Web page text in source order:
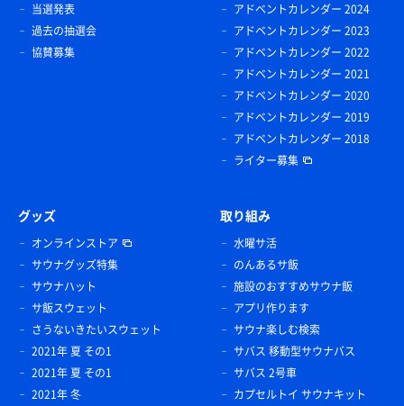
当選発表
過去の抽選会
協賛募集
アドベントカレンダー 2024
アドベントカレンダー 2023
アドベントカレンダー 2022
アドベントカレンダー 2021
アドベントカレンダー 2020
アドベントカレンダー 2019
アドベントカレンダー 2018
ライター募集
グッズ
オンラインストア
サウナグッズ特集
サウナハット
サ飯スウェット
さうないきたいスウェット
2021年 夏 その1
2021年 夏 その1
2021年 冬
取り組み
水曜サ活
のんあるサ飯
施設のおすすめサウナ飯
アプリ作ります
サウナ楽しむ検索
サバス 移動型サウナバス
サバス 2号車
カプセルトイ サウナキット